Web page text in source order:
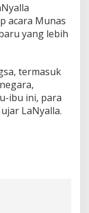
acara Munas
yang lebih
termasuk
ibu ini, para
LaNyalla.